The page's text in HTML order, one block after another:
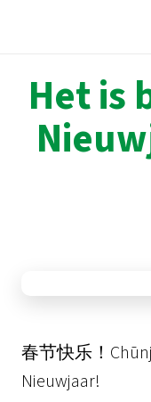
Het is
春节快乐！
Nieuwjaar!